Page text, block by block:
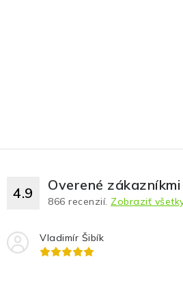
4.9 Overené zákazníkmi
866 recenzií. Zobraziť
Vladimír Šibík